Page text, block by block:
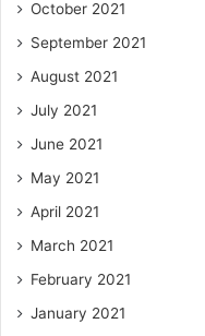
October 2021
September 2021
August 2021
July 2021
June 2021
May 2021
April 2021
March 2021
February 2021
January 2021